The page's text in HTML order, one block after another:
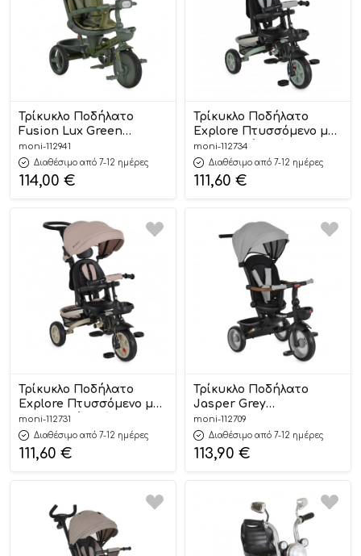
Τρίκυκλο Ποδήλατο
Fusion Lux Green
3800146232115 5m+ – Byox
moni-112941
Διαθέσιμο από 7-12 ημέρες
114,00 €
Τρίκυκλο Ποδήλατο
Explore Πτυσσόμενο με
Χειρολαβή Γονέα Green
3800146231996 – Byox
moni-112734
Διαθέσιμο από 7-12 ημέρες
111,60 €
Τρίκυκλο Ποδήλατο
Explore Πτυσσόμενο με
Χειρολαβή Γονέα Beige
3800146231989 – Byox
moni-112731
Διαθέσιμο από 7-12 ημέρες
111,60 €
Τρίκυκλο Ποδήλατο
Jasper Grey
3800146232023 – Byox
moni-112709
Διαθέσιμο από 7-12 ημέρες
113,90 €